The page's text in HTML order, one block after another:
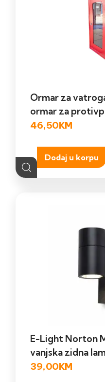
Ormar za
ormar za
46,50KM
Dodaj u korpu
E-Light Norton
vanjska zidna
39,00KM